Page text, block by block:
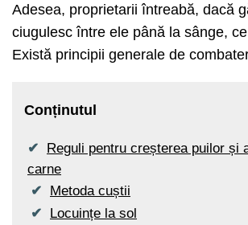
Adesea, proprietarii întreabă, dacă
ciugulesc între ele până la sânge,
Există principii generale de
Conținutul
Reguli pentru creșterea puilor și
carne
Metoda cuștii
Locuințe la sol